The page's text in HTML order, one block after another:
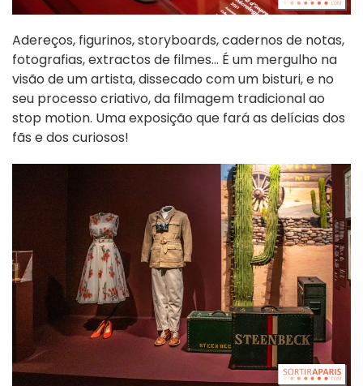
Adereços, figurinos, storyboards, cadernos de notas,
fotografias, extractos de filmes... É um mergulho na
visão de um artista, dissecado com um bisturi, e no
seu processo criativo, da filmagem tradicional ao
stop motion. Uma exposição que fará as delícias dos
fãs e dos curiosos!